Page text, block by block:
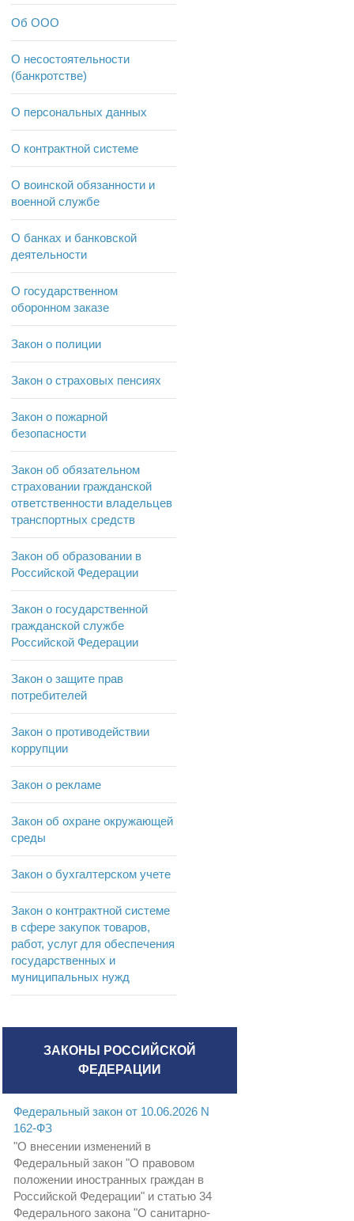
Об ООО
О несостоятельности
(банкротстве)
О персональных данных
О контрактной системе
О воинской обязанности и
военной службе
О банках и банковской
деятельности
О государственном
оборонном заказе
Закон о полиции
Закон о страховых пенсиях
Закон о пожарной
безопасности
Закон об обязательном
страховании гражданской
ответственности владельцев
транспортных средств
Закон об образовании в
Российской Федерации
Закон о государственной
гражданской службе
Российской Федерации
Закон о защите прав
потребителей
Закон о противодействии
коррупции
Закон о рекламе
Закон об охране окружающей
среды
Закон о бухгалтерском учете
Закон о контрактной системе
в сфере закупок товаров,
работ, услуг для обеспечения
государственных и
муниципальных нужд
ЗАКОНЫ РОССИЙСКОЙ
ФЕДЕРАЦИИ
Федеральный закон от 10.06.2026 N
162-ФЗ
"О внесении изменений в
Федеральный закон "О правовом
положении иностранных граждан в
Российской Федерации" и статью 34
Федерального закона "О санитарно-